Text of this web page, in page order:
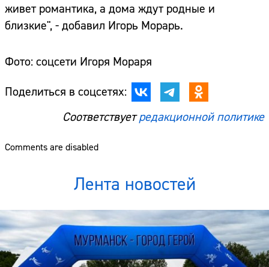
живет романтика, а дома ждут родные и
близкие", - добавил Игорь Морарь.
Фото: соцсети Игоря Мораря
Поделиться в соцсетях:
Соответствуетредакционной политике
Comments are disabled
Лента новостей